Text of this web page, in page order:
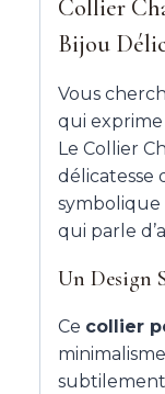
Collier
Bijou
Vous
qui exprime
Le Collier
délicatesse
qui parle
Un Design
Ce collier